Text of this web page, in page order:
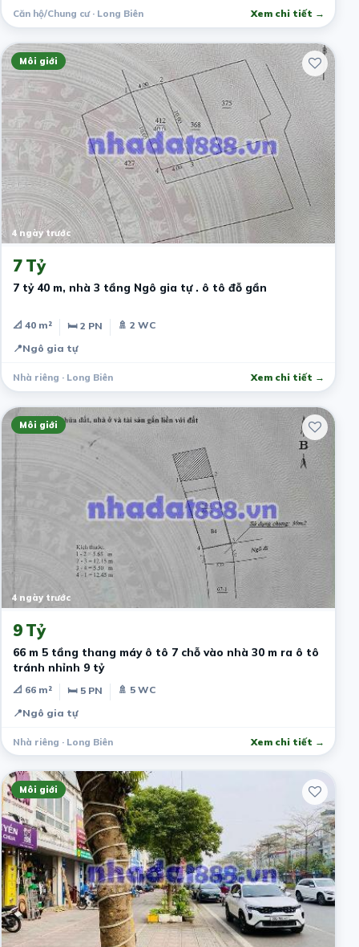
Căn hộ/Chung cư · Long Biên Xem chi tiết →
Môi giới
4 ngày trước
7 Tỷ
7 tỷ 40 m, nhà 3 tầng Ngô gia tự . ô tô đỗ gần
📐 40 m² 🛏 2 PN
🚿 2 WC
📍Ngô gia tự
Nhà riêng · Long Biên Xem chi tiết →
Môi giới
4 ngày trước
9 Tỷ
66 m 5 tầng thang máy ô tô 7 chỗ vào nhà 30 m ra ô tô
tránh nhỉnh 9 tỷ
📐 66 m² 🛏 5 PN
🚿 5 WC
📍Ngô gia tự
Nhà riêng · Long Biên Xem chi tiết →
Môi giới